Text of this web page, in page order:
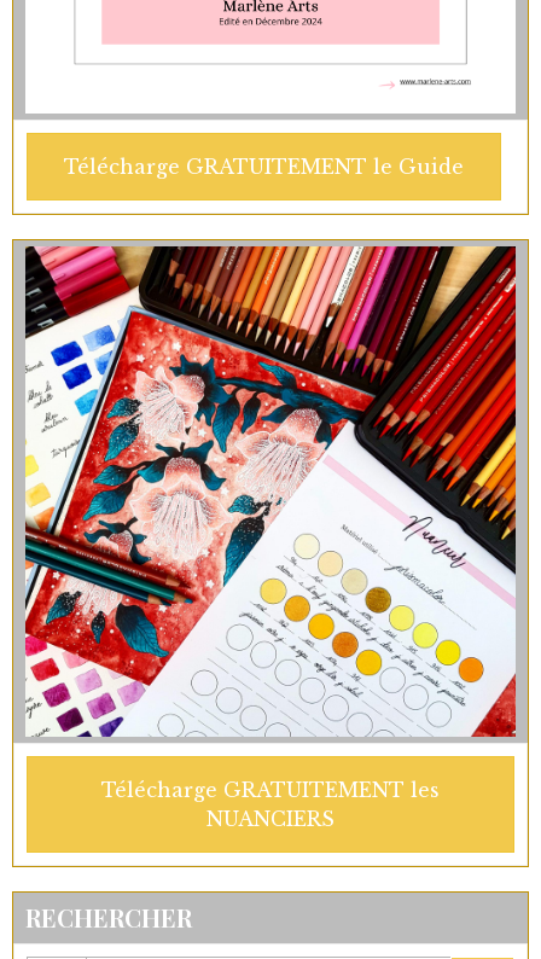
Télécharge GRATUITEMENT le Guide
Télécharge GRATUITEMENT les
NUANCIERS
RECHERCHER